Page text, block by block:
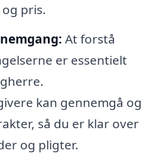
pris.
At forstå
er essentielt
kan gennemgå og
så du er klar over
og pligter.